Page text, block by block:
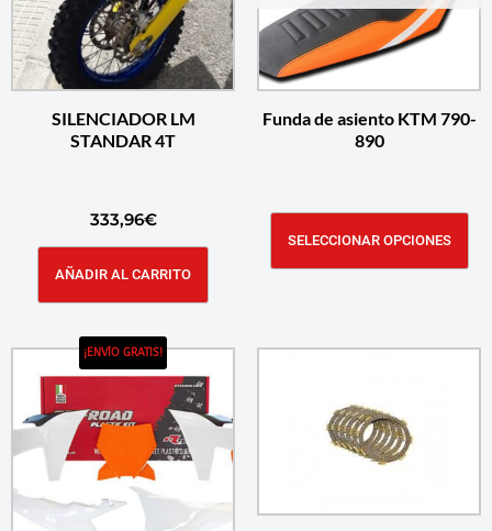
SILENCIADOR LM
STANDAR 4T
333,96€
AÑADIR AL CARRITO
Funda de asiento KTM 790-
890
SELECCIONAR OPCIONES
¡ENVÍO GRATIS!